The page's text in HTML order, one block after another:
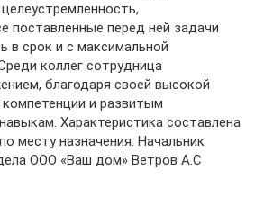
поставленные перед ней задачи
в срок и с максимальной
коллег сотрудница
благодаря своей высокой
и развитым
Характеристика составлена
месту назначения. Начальник
ООО «Ваш дом» Ветров А.С